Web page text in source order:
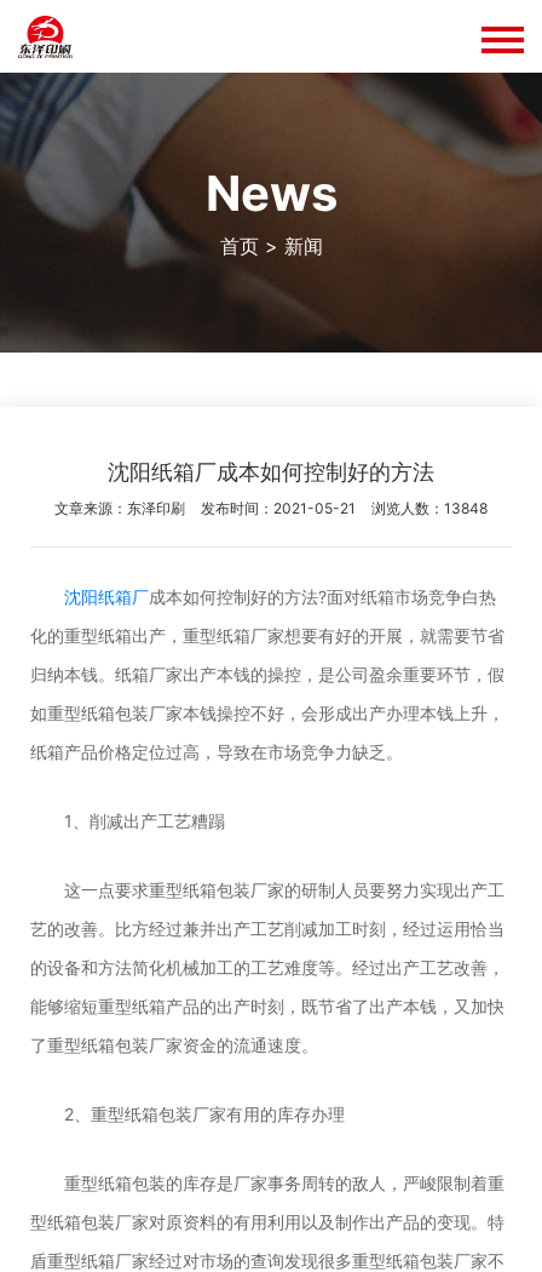
news
首页> 新闻
沈阳纸箱厂成本如何控制好的方法
文章来源：东泽印刷 发布时间：2021-05-21 浏览人数：13848
沈阳纸箱厂成本如何控制好的方法?面对纸箱市场竞争白热
化的重型纸箱出产，重型纸箱厂家想要有好的开展，就需要节省
归纳本钱。纸箱厂家出产本钱的操控，是公司盈余重要环节，假
如重型纸箱包装厂家本钱操控不好，会形成出产办理本钱上升，
纸箱产品价格定位过高，导致在市场竞争力缺乏。
1、削减出产工艺糟蹋
这一点要求重型纸箱包装厂家的研制人员要努力实现出产工
艺的改善。比方经过兼并出产工艺削减加工时刻，经过运用恰当
的设备和方法简化机械加工的工艺难度等。经过出产工艺改善，
能够缩短重型纸箱产品的出产时刻，既节省了出产本钱，又加快
了重型纸箱包装厂家资金的流通速度。
2、重型纸箱包装厂家有用的库存办理
重型纸箱包装的库存是厂家事务周转的敌人，严峻限制着重
型纸箱包装厂家对原资料的有用利用以及制作出产品的变现。特
盾重型纸箱厂家经过对市场的查询发现很多重型纸箱包装厂家不